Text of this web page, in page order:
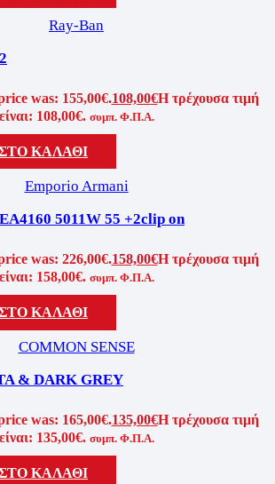
Ray-Ban
was: 155,00€.108,00€Η τρέχουσα τιμή
είναι: 108,00€. συμπ. Φ.Π.Α.
ΚΑΛΑΘΙ
Emporio Armani
5011W 55 +2clip on
was: 226,00€.158,00€Η τρέχουσα τιμή
είναι: 158,00€. συμπ. Φ.Π.Α.
ΚΑΛΑΘΙ
COMMON SENSE
& DARK GREY
was: 165,00€.135,00€Η τρέχουσα τιμή
είναι: 135,00€. συμπ. Φ.Π.Α.
ΚΑΛΑΘΙ